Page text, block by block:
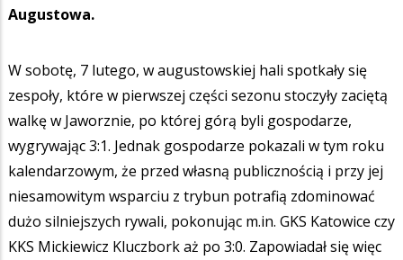
Augustowa.
W sobotę, 7 lutego, w augustowskiej hali spotkały się
zespoły, które w pierwszej części sezonu stoczyły zaciętą
walkę w Jaworznie, po której górą byli gospodarze,
wygrywając 3:1. Jednak gospodarze pokazali w tym roku
kalendarzowym, że przed własną publicznością i przy jej
niesamowitym wsparciu z trybun potrafią zdominować
dużo silniejszych rywali, pokonując m.in. GKS Katowice czy
KKS Mickiewicz Kluczbork aż po 3:0. Zapowiadał się więc